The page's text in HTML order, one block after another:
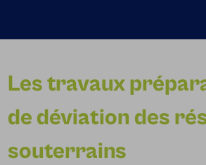
Les travaux
de déviation des
souterrains